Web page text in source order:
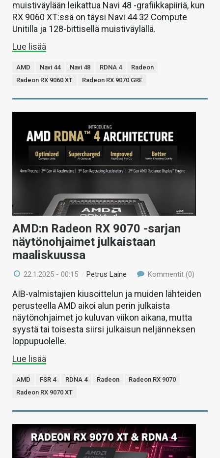
muistiväylään leikattua Navi 48 -grafiikkapiiriä, kun
RX 9060 XT:ssä on täysi Navi 44 32 Compute
Unitilla ja 128-bittisellä muistiväylällä.
Lue lisää
AMD Navi 44 Navi 48 RDNA 4
Radeon
Radeon RX 9060 XT
Radeon RX 9070 GRE
AMD:n Radeon RX 9070 -sarjan
näytönohjaimet julkaistaan
maaliskuussa
22.1.2025 - 00:15 /Petrus Laine Kommentit (0)
AIB-valmistajien kiusoittelun ja muiden lähteiden
perusteella AMD aikoi alun perin julkaista
näytönohjaimet jo kuluvan viikon aikana, mutta
syystä tai toisesta siirsi julkaisun neljänneksen
loppupuolelle.
Lue lisää
AMD FSR 4 RDNA 4 Radeon
Radeon RX 9070
Radeon RX 9070 XT